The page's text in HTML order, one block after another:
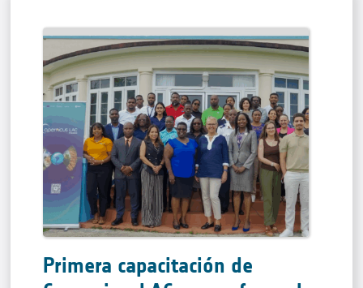
Primera capacitación de